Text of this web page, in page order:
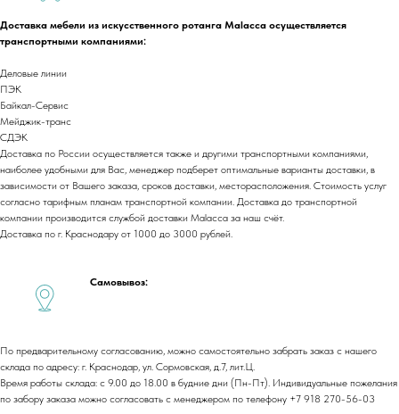
Доставка мебели из искусственного ротанга Malacca осуществляется
транспортными компаниями:
Деловые линии
ПЭК
Байкал-Сервис
Мейджик-транс
СДЭК
Доставка по России осуществляется также и другими транспортными компаниями,
наиболее удобными для Вас, менеджер подберет оптимальные варианты доставки, в
зависимости от Вашего заказа, сроков доставки, месторасположения. Стоимость услуг
согласно тарифным планам транспортной компании. Доставка до транспортной
компании производится службой доставки Malacca за наш счёт.
Доставка по г. Краснодару от 1000 до 3000 рублей.
Самовывоз:
По предварительному согласованию, можно самостоятельно забрать заказ с нашего
склада по адресу: г. Краснодар, ул. Сормовская, д.7, лит.Ц.
Время работы склада: с 9.00 до 18.00 в будние дни (Пн-Пт). Индивидуальные пожелания
по забору заказа можно согласовать с менеджером по телефону +7 918 270-56-03
О компании
Cогласие на обработку персональных данных
Политика обработки персональных данных
Договор оферты
ООО «Малакка
Каталог
Портфолио
+7 (918) 270-56-03
Фактические адреса:
ТРЦ Европолис.
Moсковская обл.,г.о. Истра, д.Покровское,
ул. Центральная, здание 33
Блог
Для бизнеса